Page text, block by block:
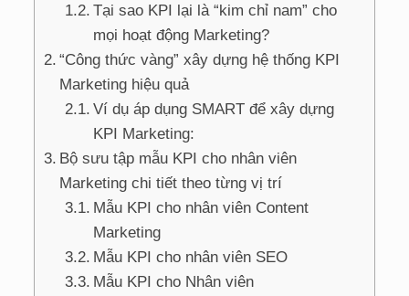
Tại sao KPI lại là “kim chỉ nam” cho
mọi hoạt động Marketing?
“Công thức vàng” xây dựng hệ thống KPI
Marketing hiệu quả
Ví dụ áp dụng SMART để xây dựng
KPI Marketing:
Bộ sưu tập mẫu KPI cho nhân viên
Marketing chi tiết theo từng vị trí
Mẫu KPI cho nhân viên Content
Marketing
Mẫu KPI cho nhân viên SEO
Mẫu KPI cho Nhân viên